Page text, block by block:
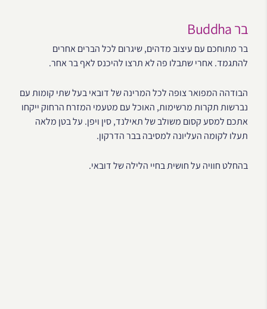
בר Buddha
בר מתוחכם עם עיצוב מדהים, שיגרום לכל הברים אחרים
להתגמד. אחרי שתבלו פה לא תרצו להיכנס לאף בר אחר.
הבודהה המפואר צופה לכל המרינה של דובאי בעל שתי קומות עם
נברשות תקרות מרשימות, האוכל עם מטעמי המזרח הרחוק ייקחו
אתכם למסע קסום משולב של תאילנד, סין ויפן. על בטן מלאה
תעלו לקומה העליונה למסיבה בבר הדרקון.
בהחלט חוויה על חושית בחיי הלילה של דובאי.